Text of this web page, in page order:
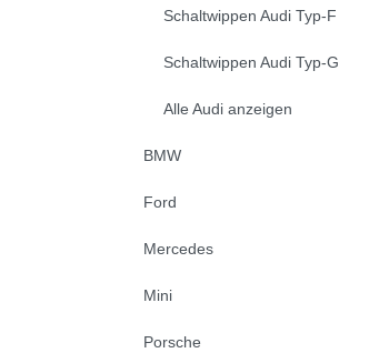
Schaltwippen Audi Typ-F
Schaltwippen Audi Typ-G
Alle Audi anzeigen
BMW
Ford
Mercedes
Mini
Porsche